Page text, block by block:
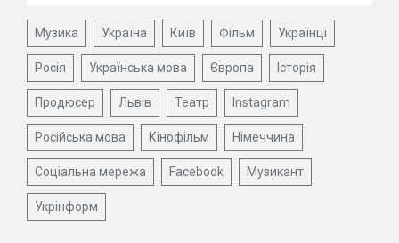
Музика Україна Київ Фільм Українці
Росія Українська мова Європа Історія
Продюсер Львів Театр Instagram
Російська мова Кінофільм Німеччина
Соціальна мережа Facebook Музикант
Укрінформ